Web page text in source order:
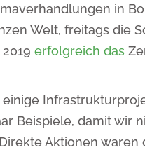
in
Welt, freitags die
erfolgreich das
Beispiele, damit wir
Aktionen waren